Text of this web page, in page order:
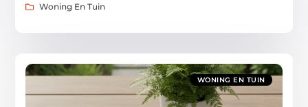
Woning En Tuin
WONING EN TUIN